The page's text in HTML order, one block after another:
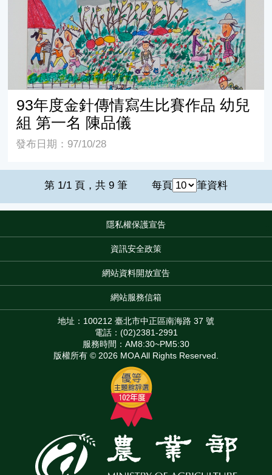
93年度金針傳情寫生比賽作品 幼兒
組 第一名 陳品儀
發布日期：97/10/28
第 1/1 頁，共 9 筆 每頁 筆資料
隱私權保護宣告
資訊安全政策
網站資料開放宣告
網站服務信箱
地址：100212 臺北市中正區南海路 37 號
電話：(02)2381-2991
服務時間：AM8:30~PM5:30
版權所有 © 2026 MOA All Rights Reserved.